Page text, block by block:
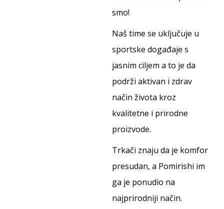
smo!
Naš time se uključuje u
sportske događaje s
jasnim ciljem a to je da
podrži aktivan i zdrav
način života kroz
kvalitetne i prirodne
proizvode.
Trkači znaju da je komfor
presudan, a Pomirishi im
ga je ponudio na
najprirodniji način.